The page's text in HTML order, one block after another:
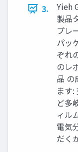
3.
Yieh
製品
プレ
パッ
ぞれ
のレ
品 の
ます
ど多
ィル
電気
だく